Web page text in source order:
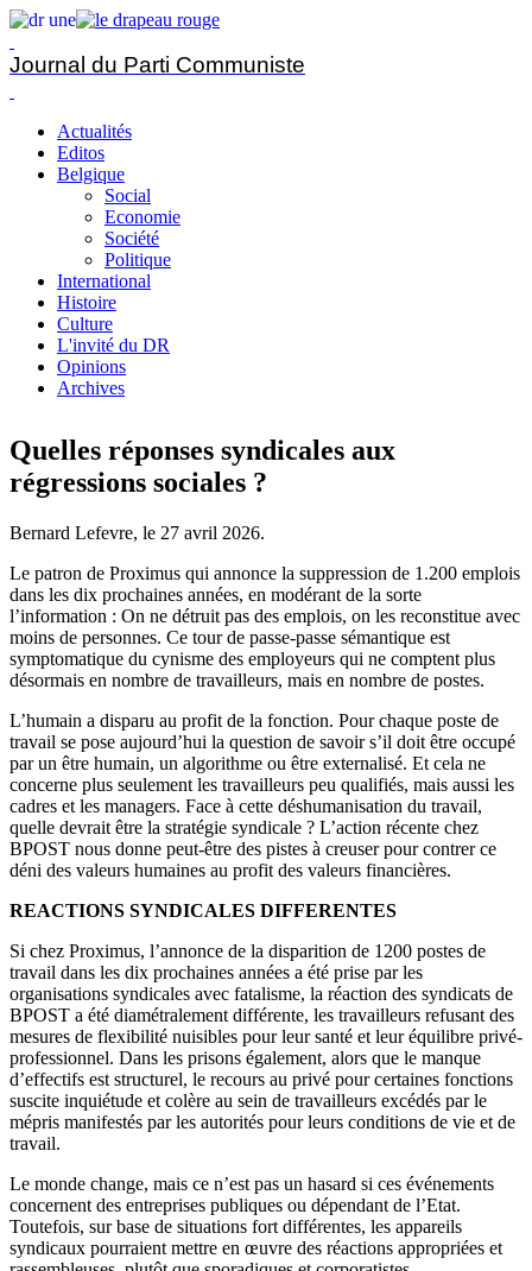
Journal du Parti Communiste
Actualités
Editos
Belgique
Social
Economie
Société
Politique
International
Histoire
Culture
L'invité du DR
Opinions
Archives
Quelles réponses syndicales aux
régressions sociales ?
Bernard Lefevre, le 27 avril 2026.
Le patron de Proximus qui annonce la suppression de 1.200 emplois
dans les dix prochaines années, en modérant de la sorte
l’information : On ne détruit pas des emplois, on les reconstitue avec
moins de personnes. Ce tour de passe-passe sémantique est
symptomatique du cynisme des employeurs qui ne comptent plus
désormais en nombre de travailleurs, mais en nombre de postes.
L’humain a disparu au profit de la fonction. Pour chaque poste de
travail se pose aujourd’hui la question de savoir s’il doit être occupé
par un être humain, un algorithme ou être externalisé. Et cela ne
concerne plus seulement les travailleurs peu qualifiés, mais aussi les
cadres et les managers. Face à cette déshumanisation du travail,
quelle devrait être la stratégie syndicale ? L’action récente chez
BPOST nous donne peut-être des pistes à creuser pour contrer ce
déni des valeurs humaines au profit des valeurs financières.
REACTIONS SYNDICALES DIFFERENTES
Si chez Proximus, l’annonce de la disparition de 1200 postes de
travail dans les dix prochaines années a été prise par les
organisations syndicales avec fatalisme, la réaction des syndicats de
BPOST a été diamétralement différente, les travailleurs refusant des
mesures de flexibilité nuisibles pour leur santé et leur équilibre privé-
professionnel. Dans les prisons également, alors que le manque
d’effectifs est structurel, le recours au privé pour certaines fonctions
suscite inquiétude et colère au sein de travailleurs excédés par le
mépris manifestés par les autorités pour leurs conditions de vie et de
travail.
Le monde change, mais ce n’est pas un hasard si ces événements
concernent des entreprises publiques ou dépendant de l’Etat.
Toutefois, sur base de situations fort différentes, les appareils
syndicaux pourraient mettre en œuvre des réactions appropriées et